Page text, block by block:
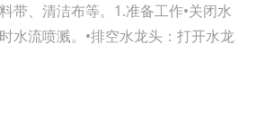
带、清洁布等。1.准备工作•关闭水
水流喷溅。•排空水龙头：打开水龙